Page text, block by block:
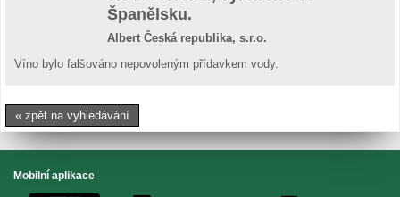
Španělsku.
Albert Česká republika, s.r.o.
Víno bylo falšováno nepovoleným přídavkem vody.
« zpět na vyhledávání
Mobilní aplikace